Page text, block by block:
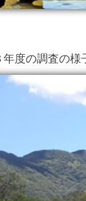
年度の調査の様